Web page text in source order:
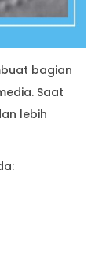
bagian
Saat
lebih